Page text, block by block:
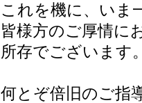
これを機に、いま
皆様方のご厚情に
所存でございます
何とぞ倍旧のご指